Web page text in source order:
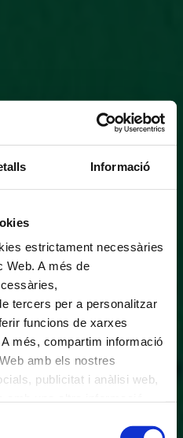
Informació
estrictament necessàries
Web. A més de
tercers per a personalitzar
funcions de xarxes
més, compartim informació
amb els nostres
publicitat i anàlisi web,